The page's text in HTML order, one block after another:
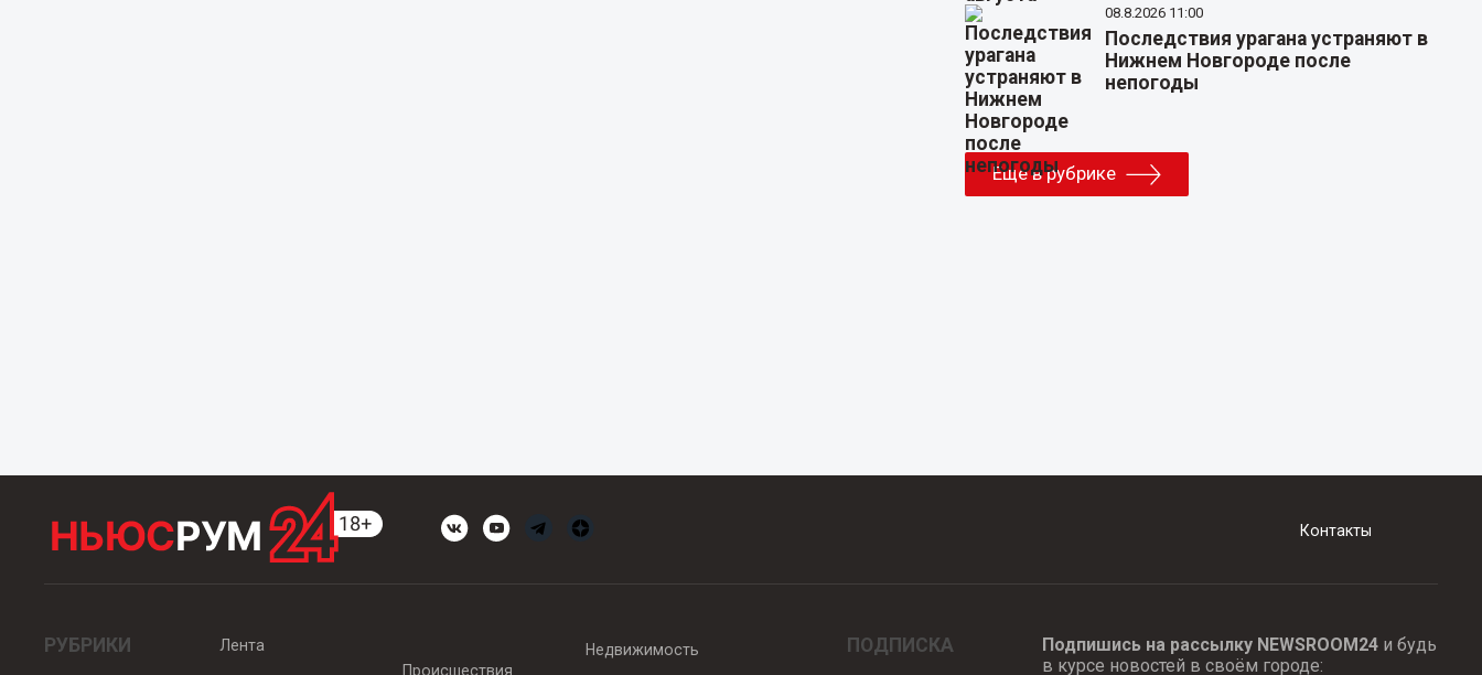
08.8.2026 11:00
Последствия урагана устраняют в
Нижнем Новгороде после
непогоды
Еще в рубрике
Контакты
РУБРИКИ
Лента
Происшествия
Недвижимость ПОДПИСКА Подпишись на рассылку NEWSROOM24и будь
в курсе новостей в своём городе: